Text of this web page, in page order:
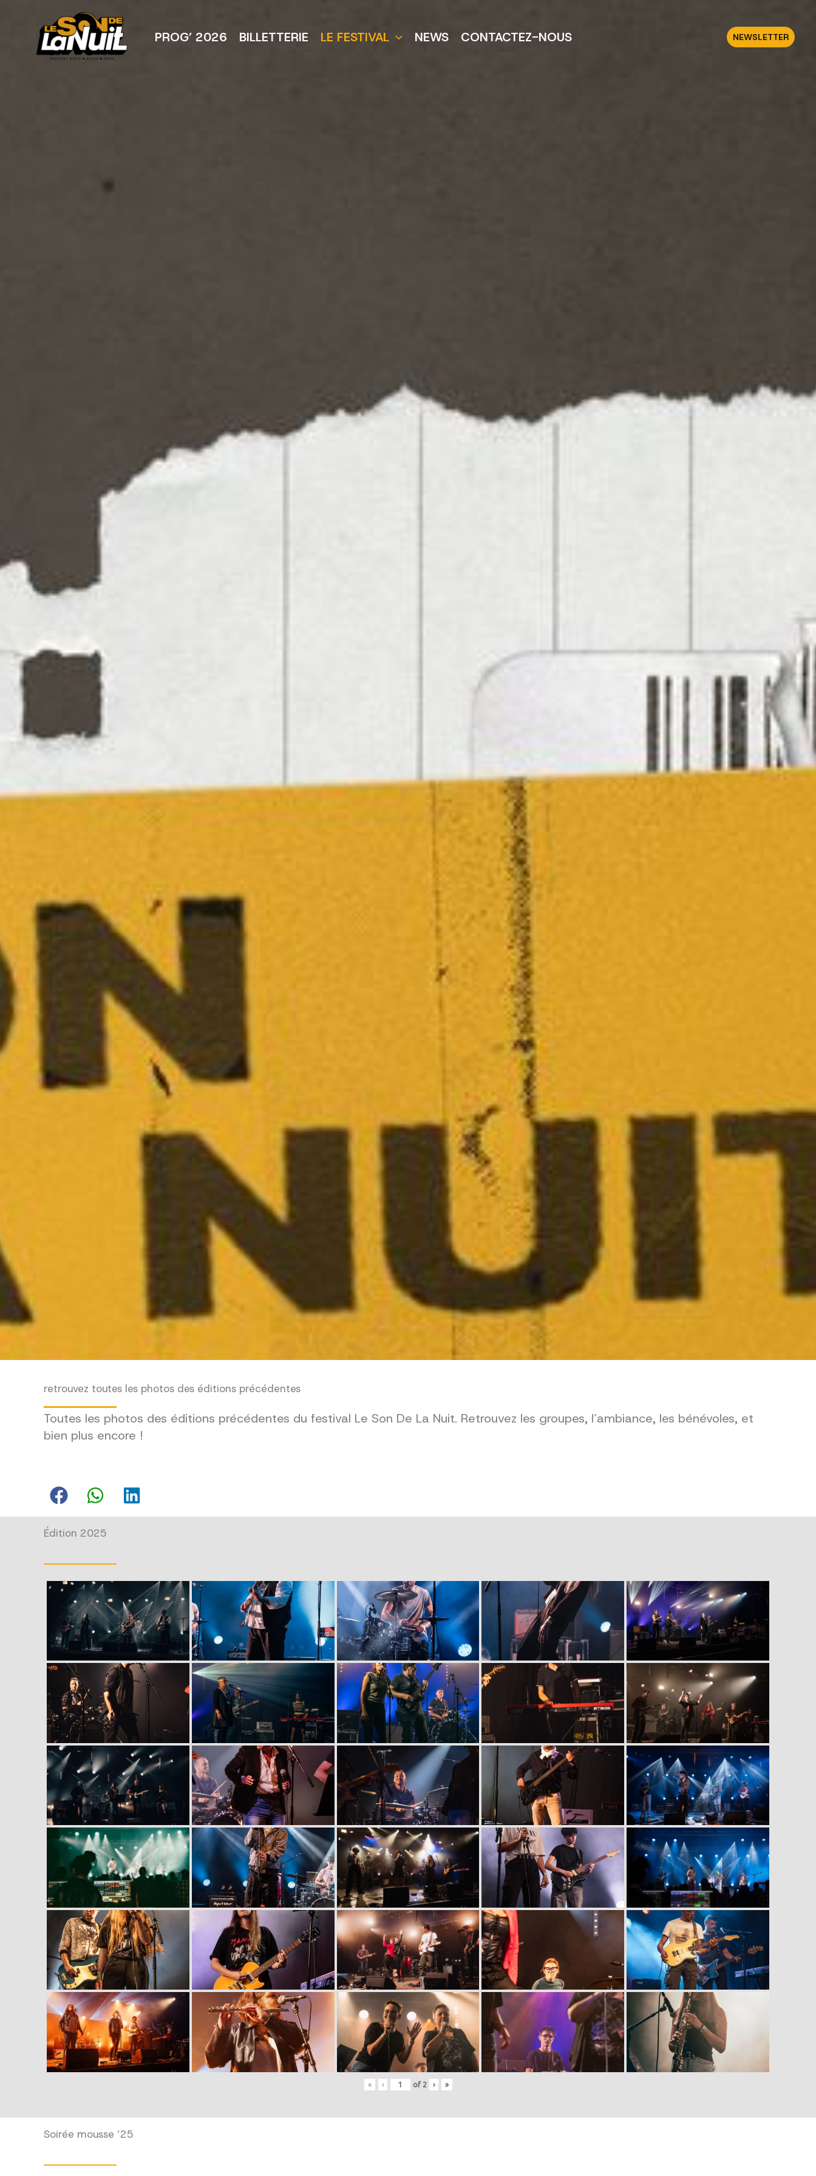
PROG’ 2026 BILLETTERIE LE FESTIVAL NEWS CONTACTEZ-NOUS NEWSLETTER
retrouvez toutes les photos des éditions précédentes
Toutes les photos des éditions précédentes du festival Le Son De La Nuit. Retrouvez les groupes, l’ambiance, les bénévoles, et
bien plus encore !
Édition 2025
« ‹ of 2 › »
Soirée mousse ’25